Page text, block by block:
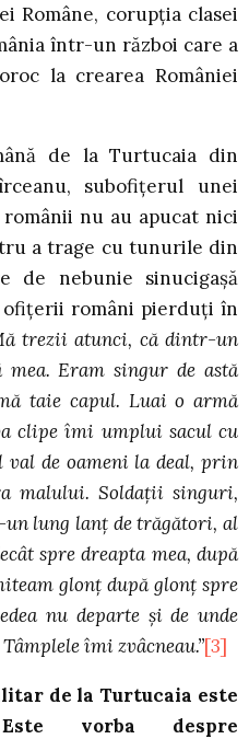
Române, corupţia clasei
într-un război care a
la crearea României
de la Turtucaia din
subofiţerul unei
nu au apucat nici
a trage cu tunurile din
de nebunie sinucigaşă
ofiţerii români pierduţi în
trezii atunci, că dintr-un
mea. Eram singur de astă
taie capul. Luai o armă
clipe îmi umplui sacul cu
de oameni la deal, prin
malului. Soldaţii singuri,
lung lanţ de trăgători, al
spre dreapta mea, după
glonţ după glonţ spre
nu departe şi de unde
îmi zvâcneau.”[3]
de la Turtucaia este
vorba despre